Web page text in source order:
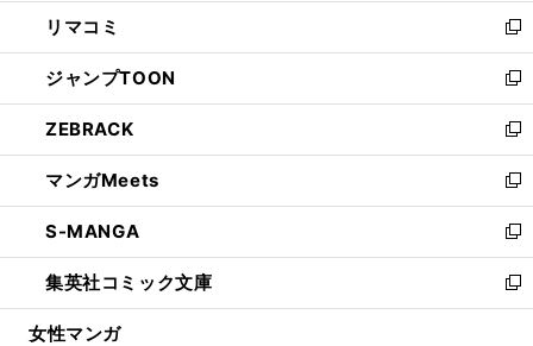
で
開
く
ド
ウ
で
開
く
ウ
ィ
ン
ド
ウ
で
開
く
し
い
ウ
ィ
ン
ド
ウ
で
開
く
リマコミ
新
し
い
ウ
ィ
ン
ド
ウ
で
開
く
ジャンプTOON
新
し
い
ウ
ィ
ン
ド
ウ
で
開
ZEBRACK
新
し
い
ウ
ィ
ン
ド
ウ
マンガMeets
新
し
い
ウ
ィ
ン
S-MANGA
新
し
い
ウ
集英社コミック文庫
新
し
女性マンガ